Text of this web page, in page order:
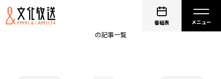
番組表
の記事一覧